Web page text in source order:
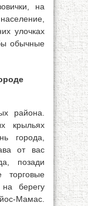
на
улочках
обычные
района.
крыльях
города,
от вас
позади
торговые
берегу
Мамас.